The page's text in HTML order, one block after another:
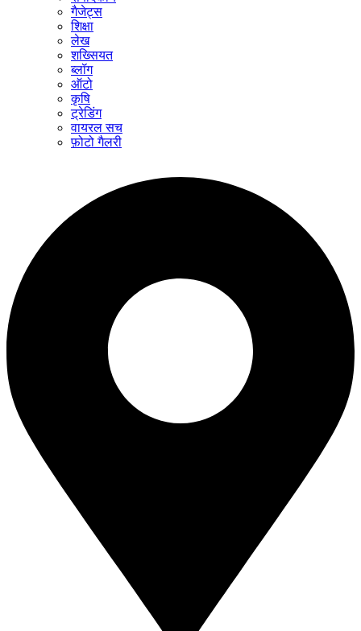
गैजेट्स
शिक्षा
लेख
शख्सियत
ब्लॉग
ऑटो
कृषि
ट्रेडिंग
वायरल सच
फ़ोटो गैलरी